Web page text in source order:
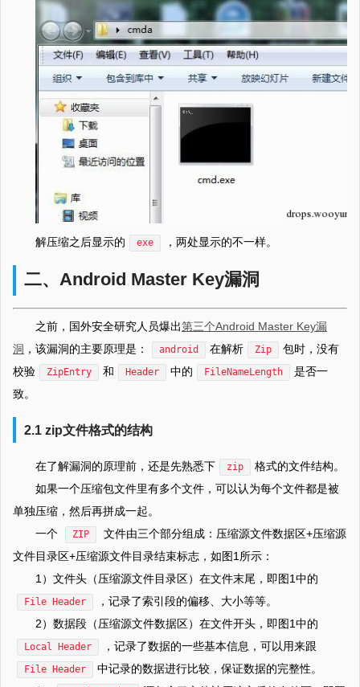
解压缩之后显示的 exe ，两处显示的不一样。
二、Android Master Key漏洞
之前，国外安全研究人员爆出第三个Android Master Key漏
洞 ，该漏洞的主要原理是： android 在解析 Zip
包时，没有
校验
ZipEntry 和 Header 中的 FileNameLength
是否一
致。
2.1 zip文件格式的结构
在了解漏洞的原理前，还是先熟悉下 zip
格式的文件结构。
如果一个压缩包文件里有多个文件，可以认为每个文件都是被
单独压缩，然后再拼成一起。
一个
ZIP
文件由三个部分组成：压缩源文件数据区+压缩源
文件目录区+压缩源文件目录结束标志，如图1所示：
1）文件头（压缩源文件目录区）在文件末尾，即图1中的
File Header
，记录了索引段的偏移、大小等等。
2）数据段（压缩源文件数据区）在文件开头，即图1中的
Local Header ，记录了数据的一些基本信息，可以用来跟
File Header
中记录的数据进行比较，保证数据的完整性。